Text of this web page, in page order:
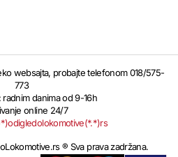
websajta, probajte telefonom 018/575-
773
radnim danima od 9-16h
online 24/7
® Sva prava zadržana.